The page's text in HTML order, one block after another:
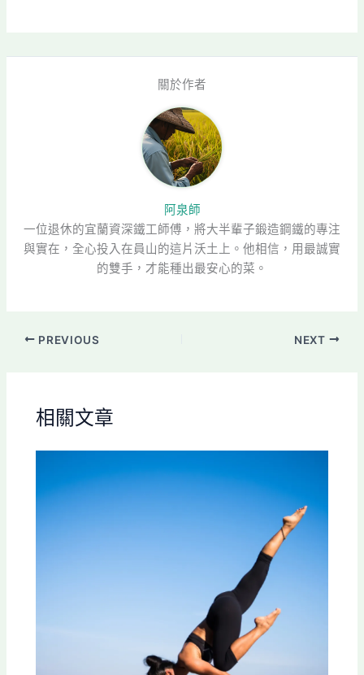
關於作者
阿泉師
一位退休的宜蘭資深鐵工師傅，將大半輩子鍛造鋼鐵的專注
與實在，全心投入在員山的這片沃土上。他相信，用最誠實
的雙手，才能種出最安心的菜。
PREVIOUS NEXT
相關文章